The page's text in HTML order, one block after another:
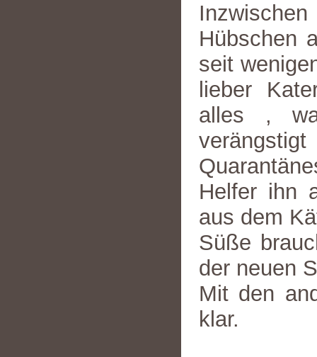
Hübschen
seit
lieber
alles ,
Helfer ihn
aus dem
Süße
der neuen
Mit den
klar.